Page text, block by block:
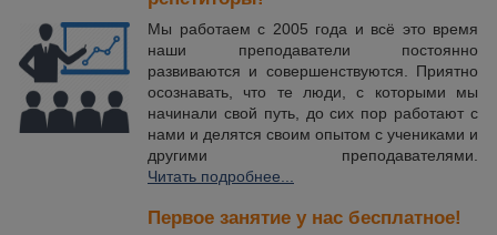
Мы работаем с 2005 года и всё это время
наши преподаватели постоянно
развиваются и совершенствуются. Приятно
осознавать, что те люди, с которыми мы
начинали свой путь, до сих пор работают с
нами и делятся своим опытом с учениками и
другими преподавателями.
Читать подробнее...
Первое занятие у нас бесплатное!